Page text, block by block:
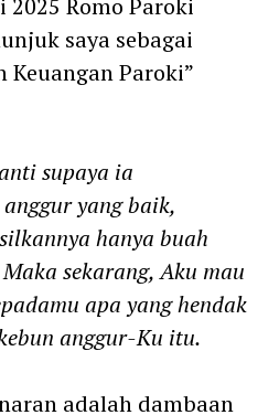
Romo Paroki
saya sebagai
Keuangan Paroki”
supaya ia
yang baik,
hanya buah
sekarang, Aku mau
apa yang hendak
anggur-Ku itu.
adalah dambaan